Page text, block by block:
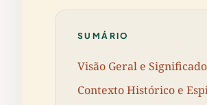
SUMÁRIO
Visão Geral e Significado
Contexto Histórico e